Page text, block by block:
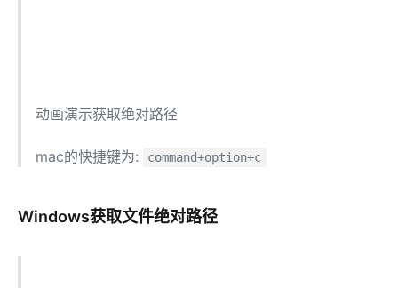
动画演示获取绝对路径
mac的快捷键为: command+option+c
Windows获取文件绝对路径